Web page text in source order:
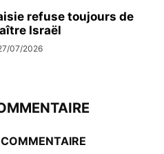
refuse toujours de
Israël
07/2026